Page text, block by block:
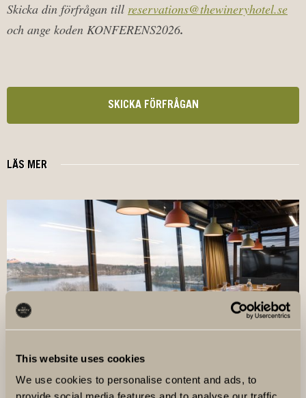
This website uses cookies
We use cookies to personalise content and ads, to
Skicka din förfrågan till reservations@thewineryhotel.se
och ange koden KONFERENS2026.
SKICKA FÖRFRÅGAN
LÄS MER
På The Winery Hotel har vi flera olika sorters